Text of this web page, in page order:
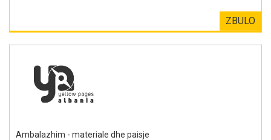
ZBULO
Ambalazhim - materiale dhe paisje